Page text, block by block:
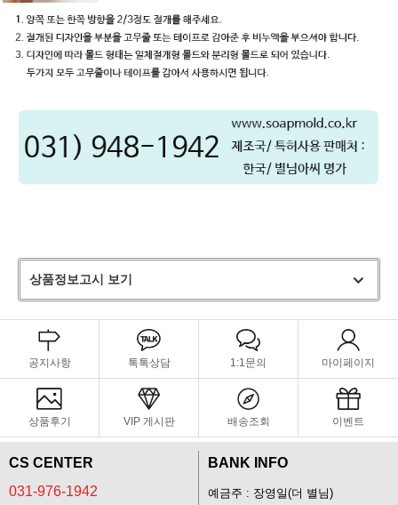
상품정보고시 보기
공지사항 톡톡상담 1:1문의 마이페이지
상품후기 VIP 게시판 배송조회 이벤트
CS CENTER
031-976-1942
BANK INFO
예금주 : 장영일(더 별님)